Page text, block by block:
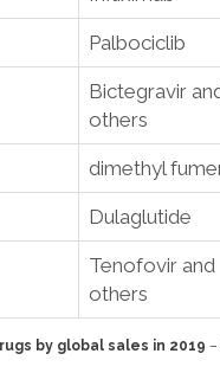
Palbociclib
Bictegravir
others
dimethyl
Dulaglutide
Tenofovir and
others
by global sales in 2019 –